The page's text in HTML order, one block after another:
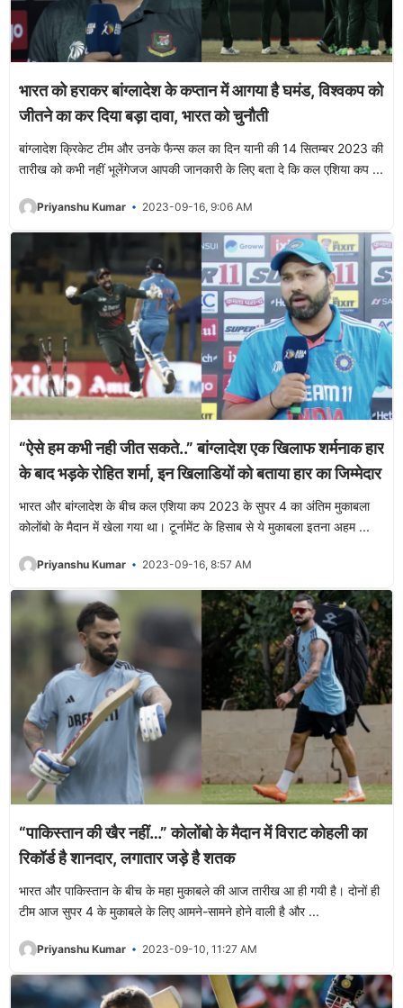
भारत को हराकर बांग्लादेश के कप्तान में आगया है घमंड, विश्वकप को
जीतने का कर दिया बड़ा दावा, भारत को चुनौती
बांग्लादेश क्रिकेट टीम और उनके फैन्स कल का दिन यानी की 14 सितम्बर 2023 की
तारीख को कभी नहीं भूलेंगेजज आपकी जानकारी के लिए बता दे कि कल एशिया कप ...
Priyanshu Kumar 2023-09-16, 9:06 AM
“ऐसे हम कभी नही जीत सकते..” बांग्लादेश एक खिलाफ शर्मनाक हार
के बाद भड़के रोहित शर्मा, इन खिलाडियों को बताया हार का जिम्मेदार
भारत और बांग्लादेश के बीच कल एशिया कप 2023 के सुपर 4 का अंतिम मुकाबला
कोलोंबो के मैदान में खेला गया था। टूर्नामेंट के हिसाब से ये मुकाबला इतना अहम ...
Priyanshu Kumar 2023-09-16, 8:57 AM
“पाकिस्तान की खैर नहीं…” कोलोंबो के मैदान में विराट कोहली का
रिकॉर्ड है शानदार, लगातार जड़े है शतक
भारत और पाकिस्तान के बीच के महा मुकाबले की आज तारीख आ ही गयी है। दोनों ही
टीम आज सुपर 4 के मुकाबले के लिए आमने-सामने होने वाली है और ...
Priyanshu Kumar 2023-09-10, 11:27 AM